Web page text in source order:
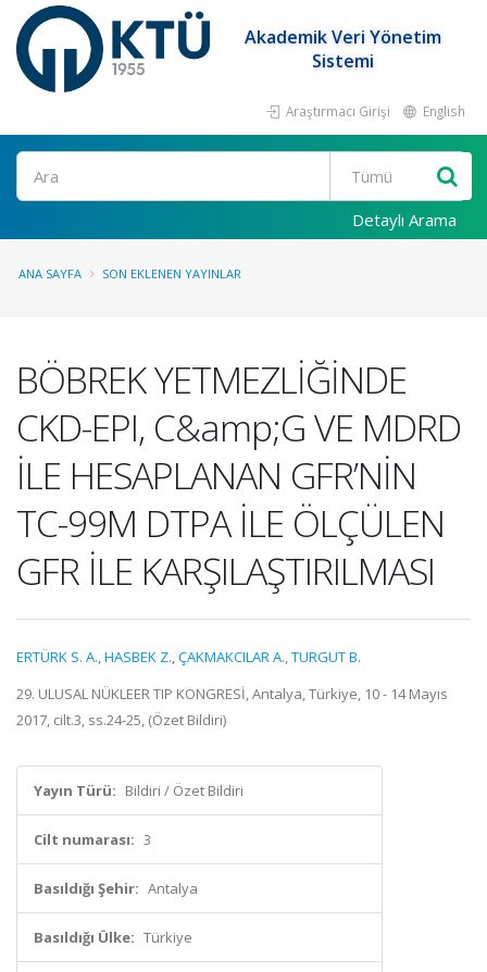
Akademik Veri Yönetim
Sistemi
Araştırmacı Girişi English
Ara
Detaylı Arama
ANA SAYFA SON EKLENEN YAYINLAR
BÖBREK YETMEZLİĞİNDE
CKD-EPI, C&amp;G VE MDRD
İLE HESAPLANAN GFR’NİN
TC-99M DTPA İLE ÖLÇÜLEN
GFR İLE KARŞILAŞTIRILMASI
ERTÜRK S. A.,HASBEK Z.,ÇAKMAKCILAR A.,TURGUT B.
29. ULUSAL NÜKLEER TIP KONGRESİ, Antalya, Türkiye, 10 - 14 Mayıs
2017, cilt.3, ss.24-25, (Özet Bildiri)
Yayın Türü: Bildiri / Özet Bildiri
Cilt numarası: 3
Basıldığı Şehir: Antalya
Basıldığı Ülke: Türkiye